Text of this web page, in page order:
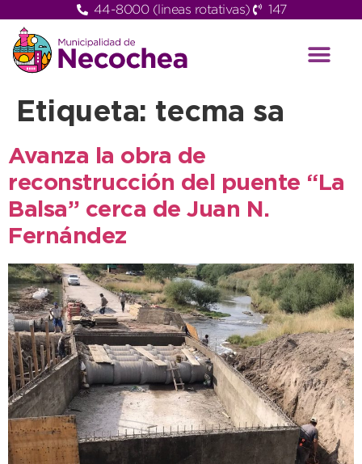
44-8000 (lineas rotativas) 147
Etiqueta: tecma sa
Avanza la obra de
reconstrucción del puente “La
Balsa” cerca de Juan N.
Fernández